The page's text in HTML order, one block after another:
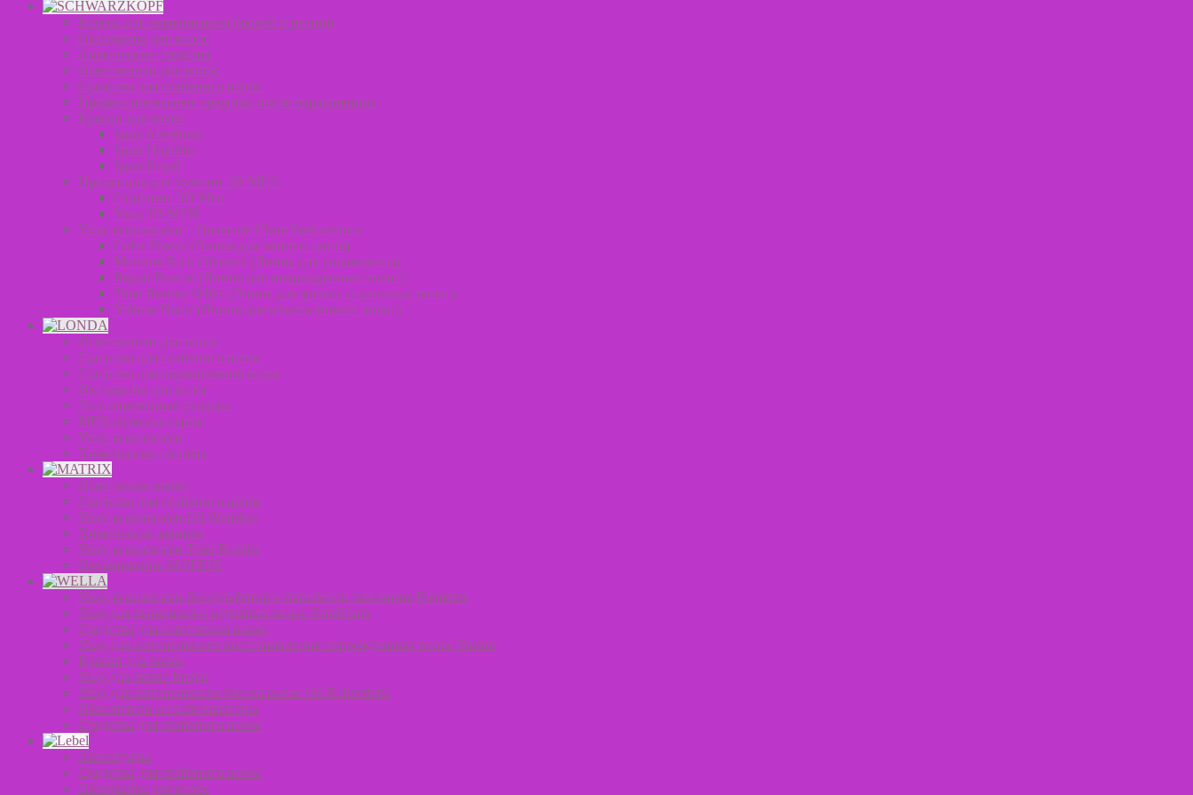
Краска для окрашивания бровей и ресниц
Оксиданты для волос
Химические средства
Осветлители для волос
Средства для стайлинга волос
Профессиональные средства после окрашивания
Краски для волос
Igora Absolutes
Igora Highlifts
Igora Royal
Продукция для мужчин 3D MEN
Стайлинг 3D Men
Уход 3D MEN
Уход за волосами – Bonacure Clean Performance
Color Freeze (Линия для защиты цвета)
Moisture Kick Glycerol (Линия для увлажнения)
Repair Rescue (Линия для поврежденных волос)
Time Restore Q10+ (Линия для зрелых и длинных волос)
Volume Boost (Линия для объема тонких волос)
Осветлители для волос
Средства для стайлинга волос
Средства для окрашивания волос
Оксиданты для волос
Долговременная укладка
MEN мужская серия
Уход за волосами
Химические составы
Осветление волос
Средства для стайлинга волос
Уход за волосами Oil Wonders
Химическая завивка
Уход за волосами Total Results
Окрашивание MATRIX
Уход за волосами без сульфатов и парабенов эко-линия Elements
Уход для вьющихся и кудрявых волос NutriCurls
Средства для осветления волос
Уход для интенсивного восстановления поврежденных волос Fusion
Краски для волос
Уход для волос Invigo
Уход для интенсивного блеска волос Oil Reflections
Окислители и стабилизаторы
Средства для стайлинга волос
Аксессуары
Средства для стайлинга волос
Оксиданты для волос